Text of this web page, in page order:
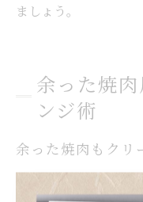
ましょう。
余った焼
ンジ術
余った焼肉もクリ
焼肉が余ってしまっ